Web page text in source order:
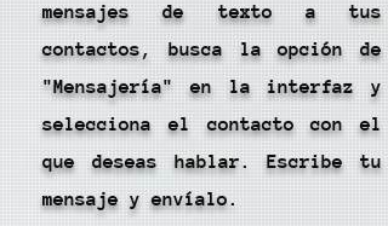
mensajes de texto a tus
contactos, busca la opción de
"Mensajería" en la interfaz y
selecciona el contacto con el
que deseas hablar. Escribe tu
mensaje y envíalo.